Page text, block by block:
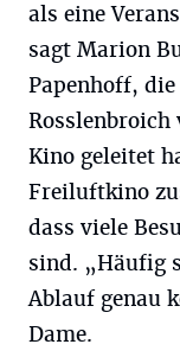
als eine
sagt Marion
Papenhoff,
Rosslenbroich
Kino geleitet
Freiluftkino
dass viele
sind. „Häufig
Ablauf genau
Dame.